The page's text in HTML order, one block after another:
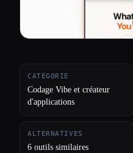
CATÉGORIE
Codage Vibe et créateur
d'applications
ALTERNATIVES
6 outils similaires